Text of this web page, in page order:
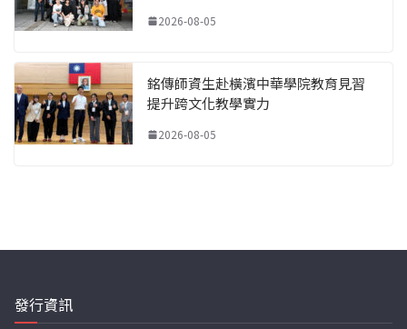
2026-08-05
銘傳師資生赴橫濱中華學院教育見習
提升跨文化教學實力
2026-08-05
發行資訊